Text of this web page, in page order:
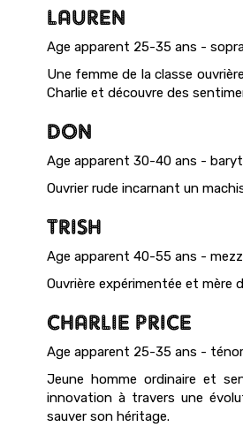
LAUREN
Age apparent 25-35 ans -
Une femme de la classe
Charlie et découvre des
DON
Age apparent 30-40 ans -
Ouvrier rude incarnant un
TRISH
Age apparent 40-55 ans -
Ouvrière expérimentée et mère
CHARLIE PRICE
Age apparent 25-35 ans -
Jeune homme ordinaire et
innovation à travers une
sauver son héritage.